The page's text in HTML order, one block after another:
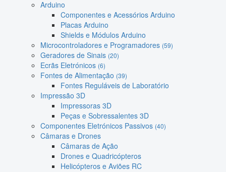
Arduino
Componentes e Acessórios Arduino
Placas Arduino
Shields e Módulos Arduino
Microcontroladores e Programadores (59)
Geradores de Sinais (20)
Ecrãs Eletrónicos (6)
Fontes de Alimentação (39)
Fontes Reguláveis de Laboratório
Impressão 3D
Impressoras 3D
Peças e Sobressalentes 3D
Componentes Eletrónicos Passivos (40)
Câmaras e Drones
Câmaras de Ação
Drones e Quadricópteros
Helicópteros e Aviões RC